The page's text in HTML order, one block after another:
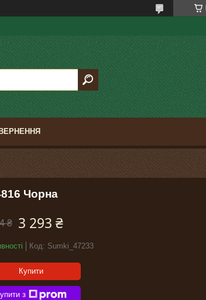
Чорна
₴ 3 293 ₴
Код: Sumki_47233
Купити
з